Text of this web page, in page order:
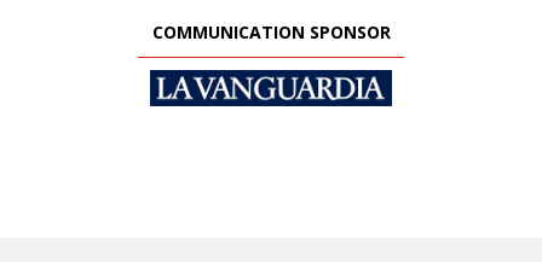
COMMUNICATION SPONSOR